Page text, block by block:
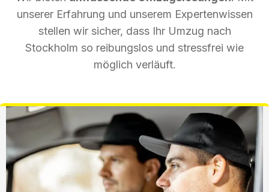
unserer Erfahrung und unserem Expertenwissen
stellen wir sicher, dass Ihr Umzug nach
Stockholm so reibungslos und stressfrei wie
möglich verläuft.